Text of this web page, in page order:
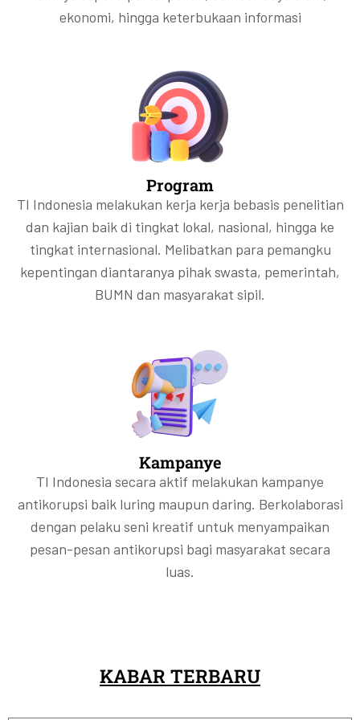
ekonomi, hingga keterbukaan informasi
Program
TI Indonesia melakukan kerja kerja bebasis penelitian
dan kajian baik di tingkat lokal, nasional, hingga ke
tingkat internasional. Melibatkan para pemangku
kepentingan diantaranya pihak swasta, pemerintah,
BUMN dan masyarakat sipil.
Kampanye
TI Indonesia secara aktif melakukan kampanye
antikorupsi baik luring maupun daring. Berkolaborasi
dengan pelaku seni kreatif untuk menyampaikan
pesan-pesan antikorupsi bagi masyarakat secara
luas.
KABAR TERBARU